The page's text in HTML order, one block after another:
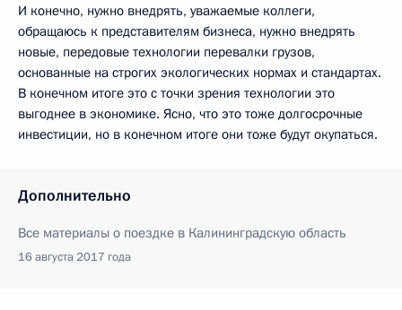
И конечно, нужно внедрять, уважаемые коллеги,
обращаюсь к представителям бизнеса, нужно внедрять
новые, передовые технологии перевалки грузов,
основанные на строгих экологических нормах и стандартах.
В конечном итоге это с точки зрения технологии это
выгоднее в экономике. Ясно, что это тоже долгосрочные
инвестиции, но в конечном итоге они тоже будут окупаться.
Дополнительно
Все материалы о поездке в Калининградскую область
16 августа 2017 года